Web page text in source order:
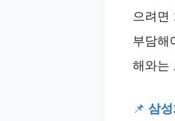
으려면
부담해
해와는
📌 삼